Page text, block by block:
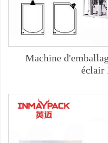
Machine
éclair